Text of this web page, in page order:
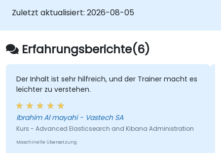
Installation durchführen
Verarbeitung und den Failover
konfigurieren
Zuletzt aktualisiert: 2026-08-05
Erfahrungsberichte(6)
Der Inhalt ist sehr hilfreich, und der Trainer macht es
leichter zu verstehen.
Ibrahim Al mayahi - Vastech SA
Kurs - Advanced Elasticsearch and Kibana Administration
Maschinelle Übersetzung